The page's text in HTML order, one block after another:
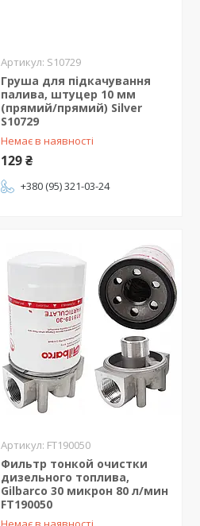
S10729
Груша для підкачування
палива, штуцер 10 мм
(прямий/прямий) Silver
S10729
Немає в наявності
129 ₴
+380 (95) 321-03-24
FT190050
Фильтр тонкой очистки
дизельного топлива,
Gilbarco 30 микрон 80 л/мин
FT190050